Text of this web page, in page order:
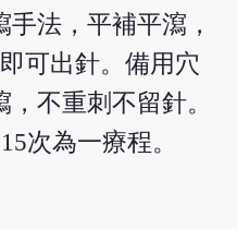
法，平補平瀉，
可出針。備用穴
不重刺不留針。
次為一療程。